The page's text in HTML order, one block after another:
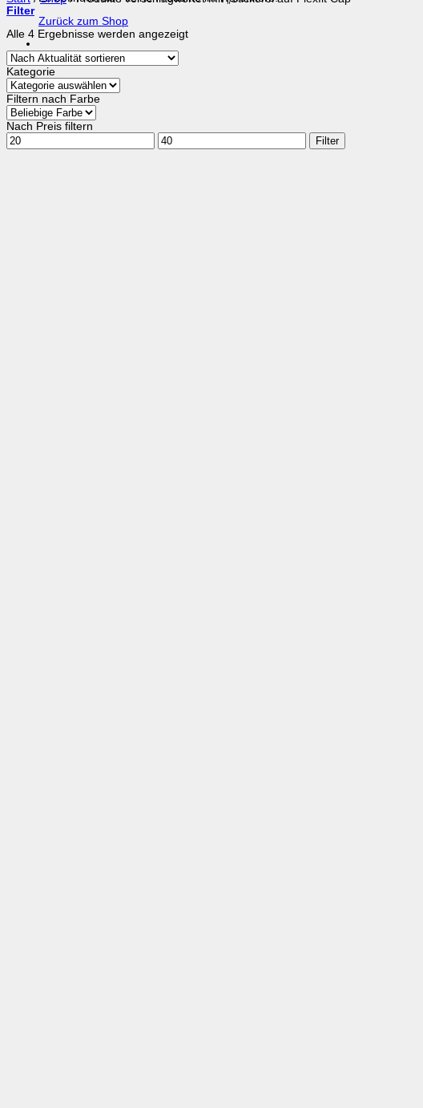
Zurück zum Shop
Filter
Alle 4 Ergebnisse werden angezeigtNach
Kategorie
Filtern nach Farbe
Nach Preis filtern
Min.
Preis
Max.
Preis
Filter